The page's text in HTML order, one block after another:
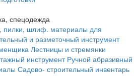
спецодежда
пилки, шлиф. материалы для
и разметочный инструмент
Лестницы и стремянки
инструмент Ручной абразивный
Садово- строительный инвентарь